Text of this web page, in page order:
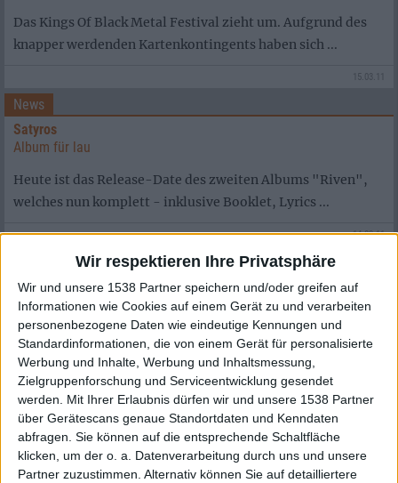
Wir respektieren Ihre Privatsphäre
Wir und unsere 1538 Partner speichern und/oder greifen auf
Informationen wie Cookies auf einem Gerät zu und verarbeiten
personenbezogene Daten wie eindeutige Kennungen und
Standardinformationen, die von einem Gerät für personalisierte
Werbung und Inhalte, Werbung und Inhaltsmessung,
Zielgruppenforschung und Serviceentwicklung gesendet
werden. Mit Ihrer Erlaubnis dürfen wir und unsere 1538 Partner
über Gerätescans genaue Standortdaten und Kenndaten
abfragen. Sie können auf die entsprechende Schaltfläche
klicken, um der o. a. Datenverarbeitung durch uns und unsere
Partner zuzustimmen. Alternativ können Sie auf detailliertere
Das Kings Of Black Metal Festival zieht um. Aufgrund des
knapper werdenden Kartenkontingents haben sich ...
15.03.11
News
Satyros
Album für lau
Heute ist das Release-Date des zweiten Albums "Riven",
welches nun komplett - inklusive Booklet, Lyrics ...
14.03.11
Mastiphal
Trailer zum kommenden Album
Die Schwarzmetaller MASTIPHAL aus Polen werden
"Parvzya" am 15. Mai 2011 via Witching Hour Productions ...
News
Blut aus Nord
Zwei neue Songs online